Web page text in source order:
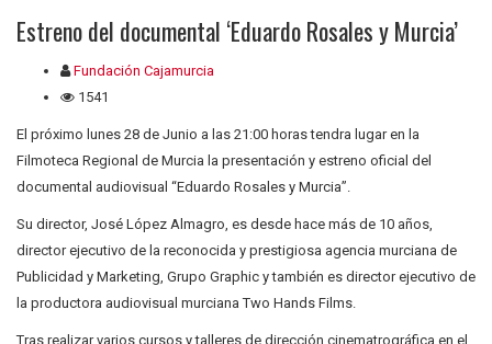
Estreno del documental ‘Eduardo Rosales y Murcia’
Fundación Cajamurcia
1541
El próximo lunes 28 de Junio a las 21:00 horas tendra lugar en la
Filmoteca Regional de Murcia la presentación y estreno oficial del
documental audiovisual “Eduardo Rosales y Murcia”.
Su director, José López Almagro, es desde hace más de 10 años,
director ejecutivo de la reconocida y prestigiosa agencia murciana de
Publicidad y Marketing, Grupo Graphic y también es director ejecutivo de
la productora audiovisual murciana Two Hands Films.
Tras realizar varios cursos y talleres de dirección cinematrográfica en el